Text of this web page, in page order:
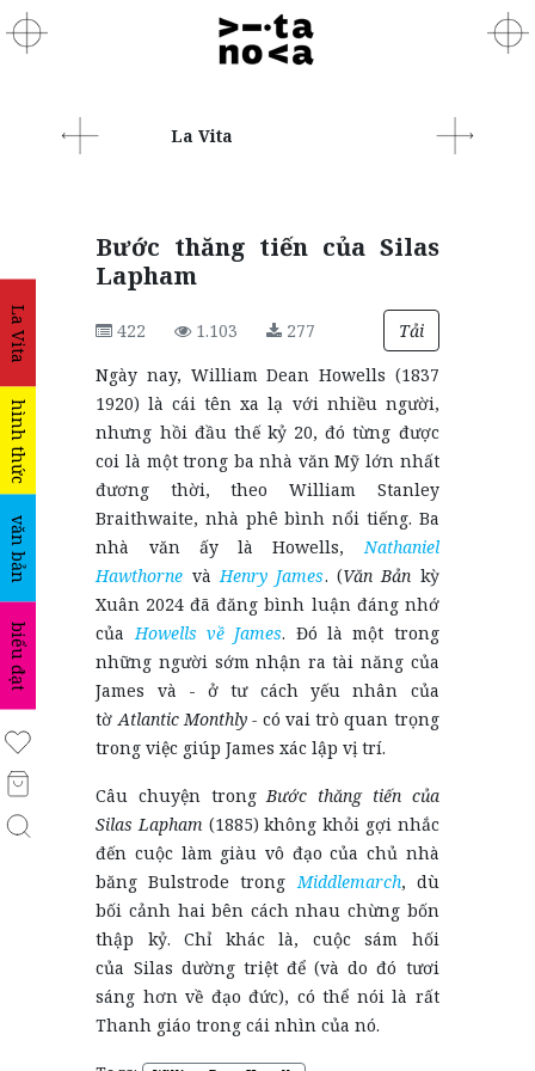
La Vita
hình thức
văn bản
biểu đạt
La Vita
Bước thăng tiến của Silas
Lapham
422 1.103 277
Tải
Ngày nay, William Dean Howells (1837
1920) là cái tên xa lạ với nhiều người,
nhưng hồi đầu thế kỷ 20, đó từng được
coi là một trong ba nhà văn Mỹ lớn nhất
đương thời, theo William Stanley
Braithwaite, nhà phê bình nổi tiếng. Ba
nhà văn ấy là Howells,Nathaniel
Hawthorne vàHenry James. (Văn Bản kỳ
Xuân 2024 đã đăng bình luận đáng nhớ
củaHowells về James. Đó là một trong
những người sớm nhận ra tài năng của
James và - ở tư cách yếu nhân của
tờAtlantic Monthly - có vai trò quan trọng
trong việc giúp James xác lập vị trí.
Câu chuyện trongBước thăng tiến của
Silas Lapham (1885) không khỏi gợi nhắc
đến cuộc làm giàu vô đạo của chủ nhà
băng Bulstrode trongMiddlemarch, dù
bối cảnh hai bên cách nhau chừng bốn
thập kỷ. Chỉ khác là, cuộc sám hối
của Silas dường triệt để (và do đó tươi
sáng hơn về đạo đức), có thể nói là rất
Thanh giáo trong cái nhìn của nó.